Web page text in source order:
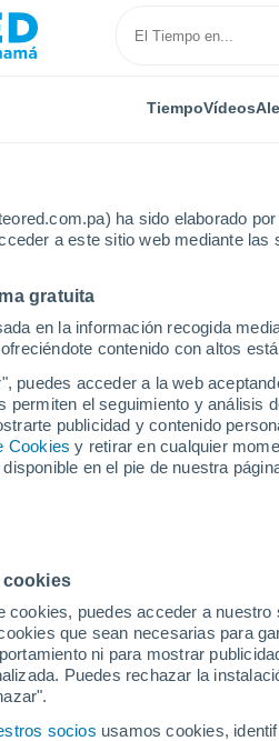
ha sido elaborado
a este sitio web mediante las
gratuita
en la información recogida
contenido con altos
puedes acceder a la web
permiten el seguimiento y análisis
publicidad y contenido
Cookies y retirar en cualquier
en el pie de nuestra
cookies
cookies, puedes acceder a
que sean necesarias para
ni para mostrar
Puedes rechazar la
socios usamos cookies,
TiempoVídeos
Provincia de Las Palmas
Provincia de
el día Símbolo